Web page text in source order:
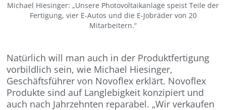
Michael Hiesinger: „Unsere Photovoltaikanlage speist Teile der
Fertigung, vier E-Autos und die E-Jobräder von 20
Mitarbeitern.“
Natürlich will man auch in der Produktfertigung
vorbildlich sein, wie Michael Hiesinger,
Geschäftsführer von Novoflex erklärt. Novoflex
Produkte sind auf Langlebigkeit konzipiert und
auch nach Jahrzehnten reparabel. „Wir verkaufen